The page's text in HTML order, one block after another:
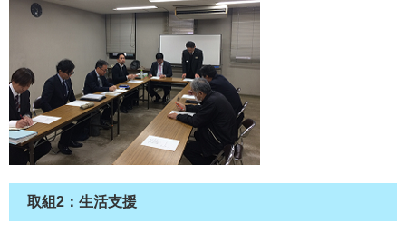
取組2：生活支援